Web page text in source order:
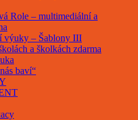
Role – multimediální a
výuky – Šablony III
a školkách zdarma
baví“